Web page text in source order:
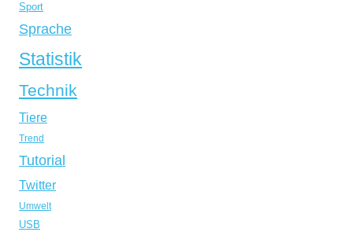
Sport
Sprache
Statistik
Technik
Tiere
Trend
Tutorial
Twitter
Umwelt
USB